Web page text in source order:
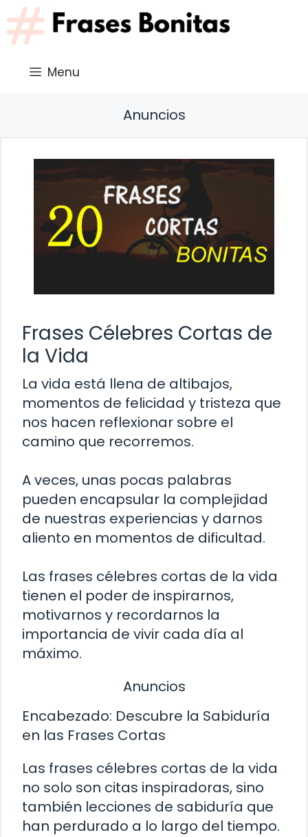
Saltar
al
contenido
Menu
Anuncios
Frases Célebres Cortas de
la Vida
La vida está llena de altibajos,
momentos de felicidad y tristeza que
nos hacen reflexionar sobre el
camino que recorremos.
A veces, unas pocas palabras
pueden encapsular la complejidad
de nuestras experiencias y darnos
aliento en momentos de dificultad.
Las frases célebres cortas de la vida
tienen el poder de inspirarnos,
motivarnos y recordarnos la
importancia de vivir cada día al
máximo.
Anuncios
Encabezado: Descubre la Sabiduría
en las Frases Cortas
Las frases célebres cortas de la vida
no solo son citas inspiradoras, sino
también lecciones de sabiduría que
han perdurado a lo largo del tiempo.